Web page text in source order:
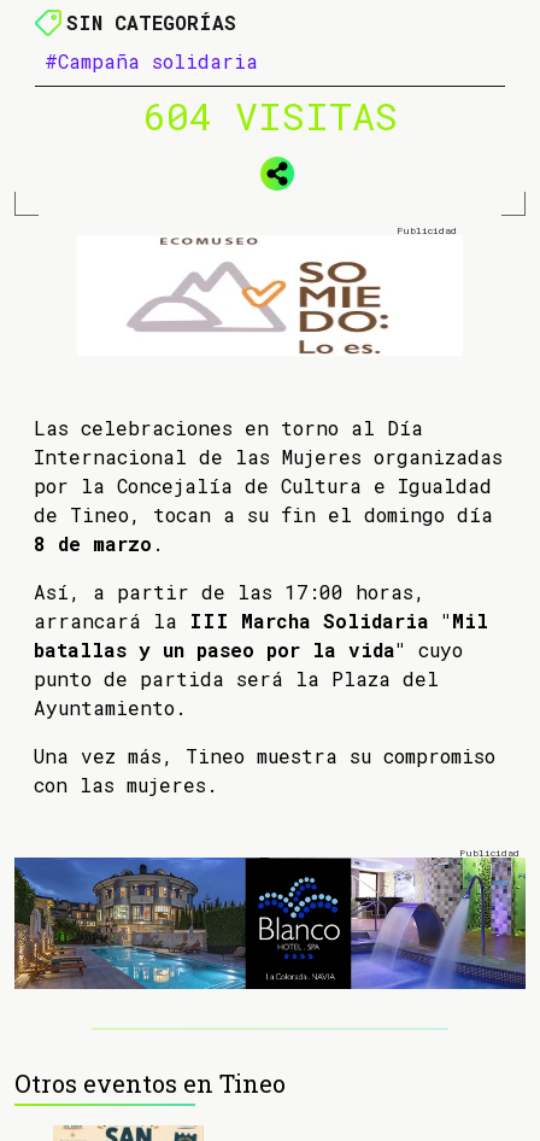
SIN CATEGORÍAS
#Campaña solidaria
604 VISITAS
Las celebraciones en torno al Día
Internacional de las Mujeres organizadas
por la Concejalía de Cultura e Igualdad
de Tineo, tocan a su fin el domingo día
8 de marzo .
Así, a partir de las 17:00 horas,
arrancará la III Marcha Solidaria "Mil
batallas y un paseo por la vida"
cuyo
punto de partida será la Plaza del
Ayuntamiento.
Una vez más, Tineo muestra su compromiso
con las mujeres.
Otros eventos en Tineo